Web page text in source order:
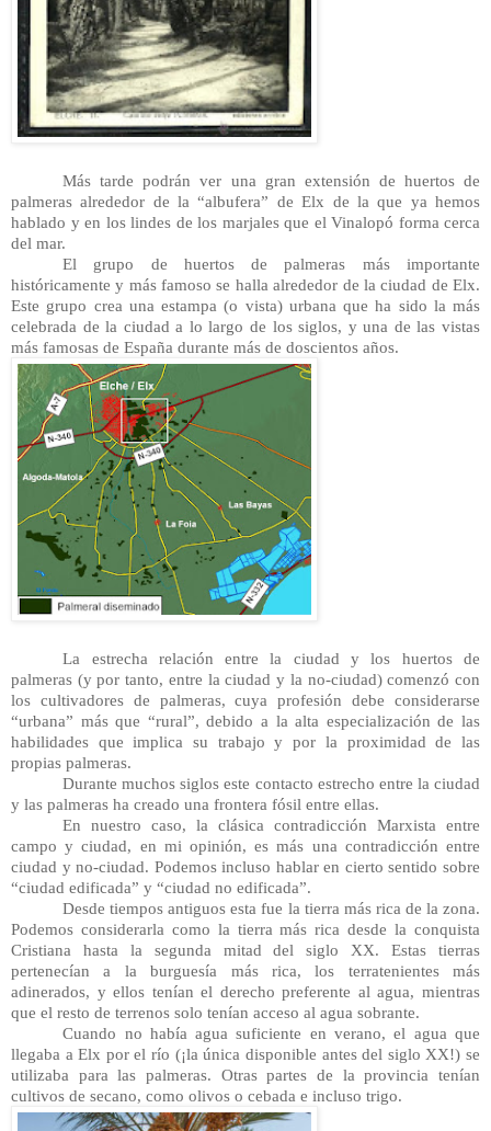
Más tarde podrán ver una gran extensión de huertos de
palmeras alrededor de la “albufera” de Elx de la que ya hemos
hablado y en los lindes de los marjales que el Vinalopó forma cerca
del mar.
El grupo de huertos de palmeras más importante
históricamente y más famoso se halla alrededor de la ciudad de Elx.
Este grupo crea una estampa (o vista) urbana que ha sido la más
celebrada de la ciudad a lo largo de los siglos, y una de las vistas
más famosas de España durante más de doscientos años.
La estrecha relación entre la ciudad y los huertos de
palmeras (y por tanto, entre la ciudad y la no-ciudad) comenzó con
los cultivadores de palmeras, cuya profesión debe considerarse
“urbana” más que “rural”, debido a la alta especialización de las
habilidades que implica su trabajo y por la proximidad de las
propias palmeras.
Durante muchos siglos este contacto estrecho entre la ciudad
y las palmeras ha creado una frontera fósil entre ellas.
En nuestro caso, la clásica contradicción Marxista entre
campo y ciudad, en mi opinión, es más una contradicción entre
ciudad y no-ciudad. Podemos incluso hablar en cierto sentido sobre
“ciudad edificada” y “ciudad no edificada”.
Desde tiempos antiguos esta fue la tierra más rica de la zona.
Podemos considerarla como la tierra más rica desde la conquista
Cristiana hasta la segunda mitad del siglo XX. Estas tierras
pertenecían a la burguesía más rica, los terratenientes más
adinerados, y ellos tenían el derecho preferente al agua, mientras
que el resto de terrenos solo tenían acceso al agua sobrante.
Cuando no había agua suficiente en verano, el agua que
llegaba a Elx por el río (¡la única disponible antes del siglo XX!) se
utilizaba para las palmeras. Otras partes de la provincia tenían
cultivos de secano, como olivos o cebada e incluso trigo.